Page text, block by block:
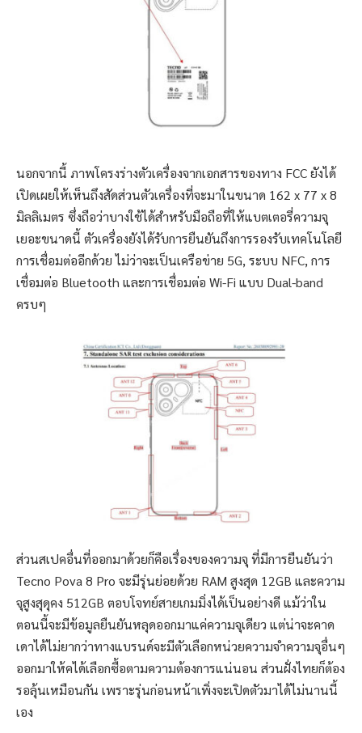
นอกจากนี้ ภาพโครงร่างตัวเครื่องจากเอกสารของทาง FCC ยังได้
เปิดเผยให้เห็นถึงสัดส่วนตัวเครื่องที่จะมาในขนาด 162 x 77 x 8
มิลลิเมตร ซึ่งถือว่าบางใช้ได้สำหรับมือถือที่ให้แบตเตอรี่ความจุ
เยอะขนาดนี้ ตัวเครื่องยังได้รับการยืนยันถึงการรองรับเทคโนโลยี
การเชื่อมต่ออีกด้วย ไม่ว่าจะเป็นเครือข่าย 5G, ระบบ NFC, การ
เชื่อมต่อ Bluetooth และการเชื่อมต่อ Wi-Fi แบบ Dual-band
ครบๆ
ส่วนสเปคอื่นที่ออกมาด้วยก็คือเรื่องของความจุ ที่มีการยืนยันว่า
Tecno Pova 8 Pro จะมีรุ่นย่อยด้วย RAM สูงสุด 12GB และความ
จุสูงสุดุคง 512GB ตอบโจทย์สายเกมมิ่งได้เป็นอย่างดี แม้ว่าใน
ตอนนี้จะมีข้อมูลยืนยันหลุดออกมาแค่ความจุเดียว แต่น่าจะคาด
เดาได้ไม่ยากว่าทางแบรนด์จะมีตัวเลือกหน่วยความจำความจุอื่นๆ
ออกมาให้คได้เลือกซื้อตามความต้องการแน่นอน ส่วนฝั่งไทยก็ต้อง
รอลุ้นเหมือนกัน เพราะรุ่นก่อนหน้าเพิ่งจะเปิดตัวมาได้ไม่นานนี้
เอง